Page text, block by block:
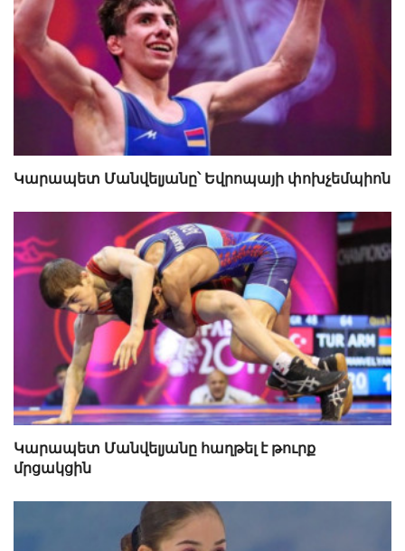
Կարապետ Մանվելյանը՝ Եվրոպայի փոխչեմպիոն
Կարապետ Մանվելյանը հաղթել է թուրք
մրցակցին